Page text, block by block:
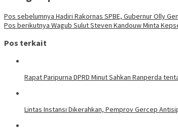
Pos sebelumnya Hadiri Rakornas SPBE, Gubernur Olly
Pos berikutnya Wagub Sulut Steven Kandouw Minta
Pos terkait
Rapat Paripurna DPRD Minut Sahkan Ranperda
Lintas Instansi Dikerahkan, Pemprov Gercep